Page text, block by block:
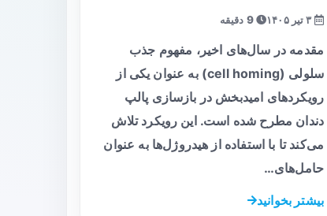
9 دقیقه
مقدمه در سال‌های اخیر، مفهوم جذب
سلولی (cell homing) به عنوان یکی از
رویکردهای امیدبخش در بازسازی پالپ
دندان مطرح شده است. این رویکرد تلاش
می‌کند تا با استفاده از هیدروژل‌ها به عنوان
حامل‌های…
بیشتر بخوانید